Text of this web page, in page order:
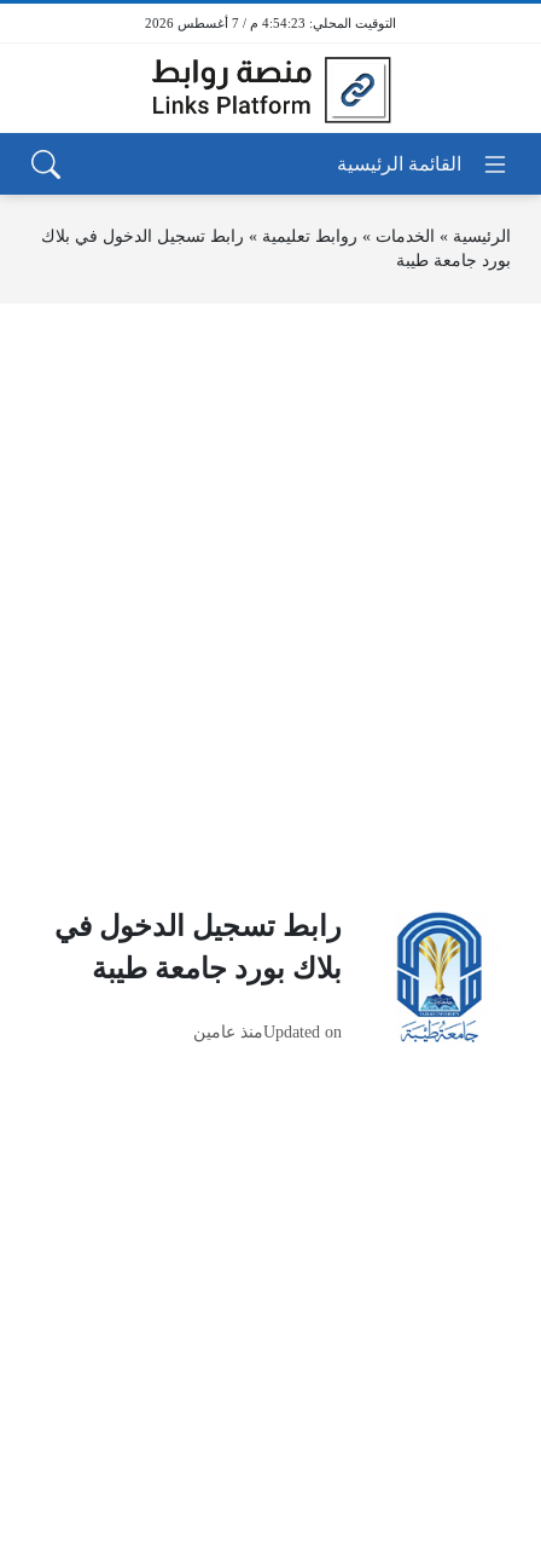
4:54:23 م / 7 أغسطس 2026
الرئيسية » الخدمات » روابط تعليمية » رابط تسجيل الدخول في بلاك
بورد جامعة طيبة
رابط تسجيل الدخول في
بلاك بورد جامعة طيبة
Updated onمنذ عامين